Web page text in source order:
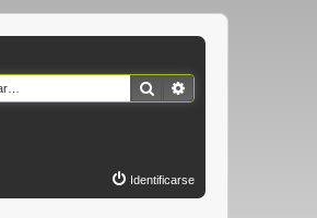
Buscar
Identificarse